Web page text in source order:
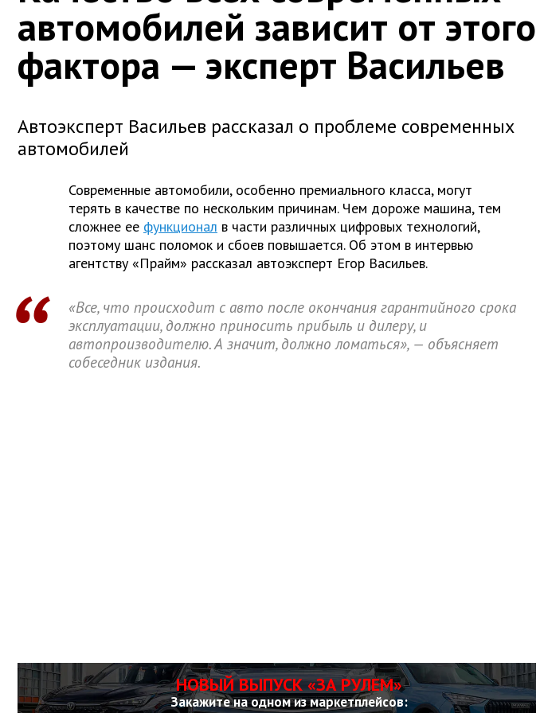
автомобилей зависит от этого
фактора — эксперт Васильев
Автоэксперт Васильев рассказал о проблеме современных
автомобилей
Современные автомобили, особенно премиального класса, могут
терять в качестве по нескольким причинам. Чем дороже машина, тем
сложнее ее функционал в части различных цифровых технологий,
поэтому шанс поломок и сбоев повышается. Об этом в интервью
агентству «Прайм» рассказал автоэксперт Егор Васильев.
«Все, что происходит с авто после окончания гарантийного срока
эксплуатации, должно приносить прибыль и дилеру, и
автопроизводителю. А значит, должно ломаться», — объясняет
собеседник издания.
НОВЫЙ ВЫПУСК «ЗА РУЛЕМ»
Закажите на одном из маркетплейсов: